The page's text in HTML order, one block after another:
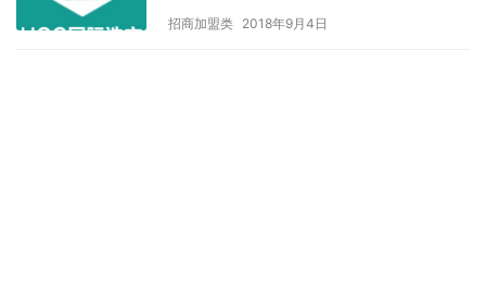
招商加盟类 2018年9月4日